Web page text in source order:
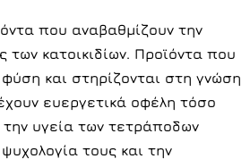
που αναβαθμίζουν την
των κατοικιδίων. Προϊόντα που
και στηρίζονται στη γνώση
ευεργετικά οφέλη τόσο
την υγεία των τετράποδων
τους και την